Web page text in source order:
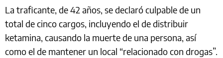
La traficante, de 42 años, se declaró culpable de un
total de cinco cargos, incluyendo el de distribuir
ketamina, causando la muerte de una persona, así
como el de mantener un local “relacionado con drogas”.